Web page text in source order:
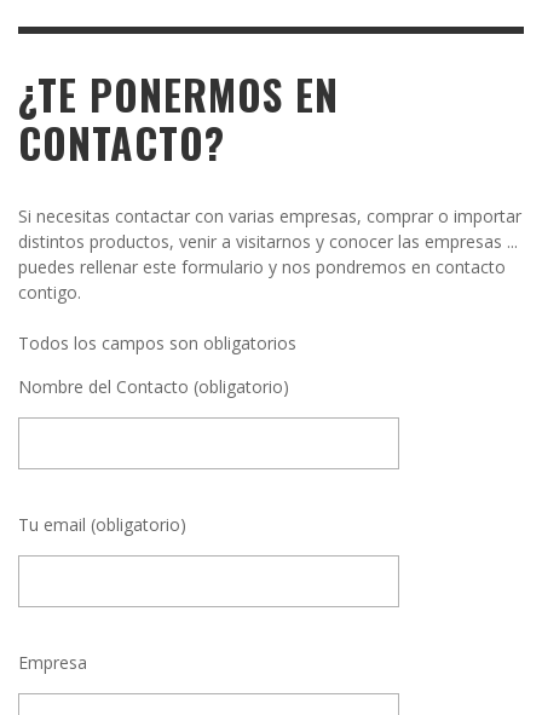
¿TE PONERMOS EN
CONTACTO?
Si necesitas contactar con varias empresas, comprar o importar
distintos productos, venir a visitarnos y conocer las empresas ...
puedes rellenar este formulario y nos pondremos en contacto
contigo.
Todos los campos son obligatorios
Nombre del Contacto (obligatorio)
Tu email (obligatorio)
Empresa